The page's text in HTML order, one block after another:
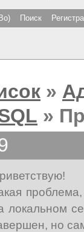
Поиск
»
»
локальном
но